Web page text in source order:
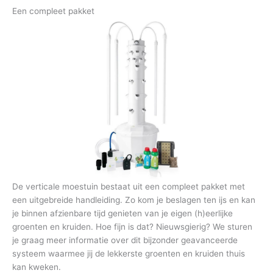
Een compleet pakket
De verticale moestuin bestaat uit een compleet pakket met
een uitgebreide handleiding. Zo kom je beslagen ten ijs en kan
je binnen afzienbare tijd genieten van je eigen (h)eerlijke
groenten en kruiden. Hoe fijn is dat? Nieuwsgierig? We sturen
je graag meer informatie over dit bijzonder geavanceerde
systeem waarmee jij de lekkerste groenten en kruiden thuis
kan kweken.